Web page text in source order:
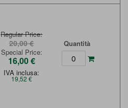
Regular Price
20,00 €
Special Price
16,00 €
IVA inclusa:
19,52 €
Quantità